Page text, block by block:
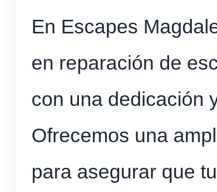
En Escapes
en reparación de
con una dedicación
Ofrecemos una
para asegurar que